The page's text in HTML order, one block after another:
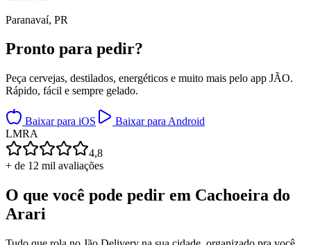
Paranavaí, PR
Pronto para pedir?
Peça cervejas, destilados, energéticos e muito mais pelo app JÃO.
Rápido, fácil e sempre gelado.
Baixar para iOS
Baixar para Android
LMRA
4,8
+ de 12 mil avaliações
O que você pode pedir em Cachoeira do
Arari